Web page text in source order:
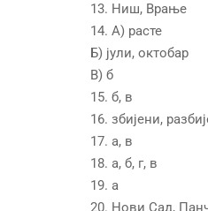
13. Ниш, Врање
14. А) расте
Б) јули, октобар
В) б
15. б, в
16. збијени,
17. а, в
18. а, б, г, в
19. а
20. Нови Сад,